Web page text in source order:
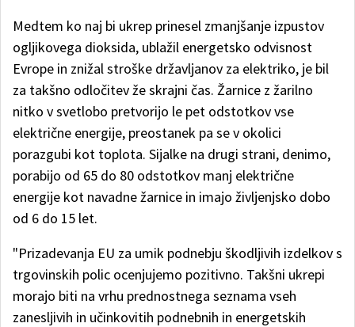
Medtem ko naj bi ukrep prinesel zmanjšanje izpustov
ogljikovega dioksida, ublažil energetsko odvisnost
Evrope in znižal stroške državljanov za elektriko, je bil
za takšno odločitev že skrajni čas. Žarnice z žarilno
nitko v svetlobo pretvorijo le pet odstotkov vse
električne energije, preostanek pa se v okolici
porazgubi kot toplota. Sijalke na drugi strani, denimo,
porabijo od 65 do 80 odstotkov manj električne
energije kot navadne žarnice in imajo življenjsko dobo
od 6 do 15 let.
"Prizadevanja EU za umik podnebju škodljivih izdelkov s
trgovinskih polic ocenjujemo pozitivno. Takšni ukrepi
morajo biti na vrhu prednostnega seznama vseh
zanesljivih in učinkovitih podnebnih in energetskih